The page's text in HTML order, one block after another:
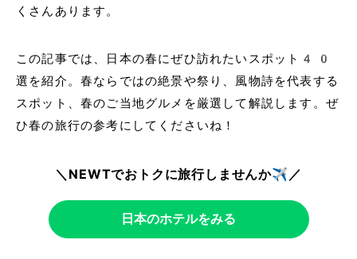
くさんあります。
この記事では、日本の春にぜひ訪れたいスポット40
選を紹介。春ならではの絶景や祭り、風物詩を代表する
スポット、春のご当地グルメを厳選して解説します。ぜ
ひ春の旅行の参考にしてくださいね！
＼NEWTでおトクに旅行しませんか✈️／
日本のホテルをみる